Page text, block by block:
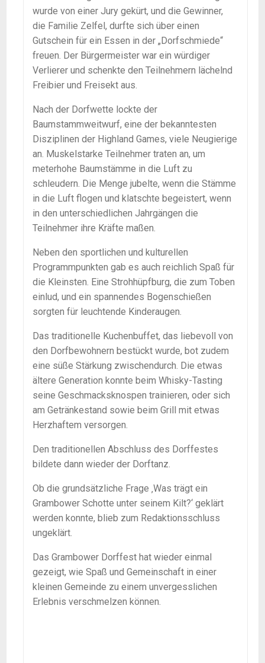
wurde von einer Jury gekürt, und die Gewinner,
die Familie Zelfel, durfte sich über einen
Gutschein für ein Essen in der „Dorfschmiede“
freuen. Der Bürgermeister war ein würdiger
Verlierer und schenkte den Teilnehmern lächelnd
Freibier und Freisekt aus.
Nach der Dorfwette lockte der
Baumstammweitwurf, eine der bekanntesten
Disziplinen der Highland Games, viele Neugierige
an. Muskelstarke Teilnehmer traten an, um
meterhohe Baumstämme in die Luft zu
schleudern. Die Menge jubelte, wenn die Stämme
in die Luft flogen und klatschte begeistert, wenn
in den unterschiedlichen Jahrgängen die
Teilnehmer ihre Kräfte maßen.
Neben den sportlichen und kulturellen
Programmpunkten gab es auch reichlich Spaß für
die Kleinsten. Eine Strohhüpfburg, die zum Toben
einlud, und ein spannendes Bogenschießen
sorgten für leuchtende Kinderaugen.
Das traditionelle Kuchenbuffet, das liebevoll von
den Dorfbewohnern bestückt wurde, bot zudem
eine süße Stärkung zwischendurch. Die etwas
ältere Generation konnte beim Whisky-Tasting
seine Geschmacksknospen trainieren, oder sich
am Getränkestand sowie beim Grill mit etwas
Herzhaftem versorgen.
Den traditionellen Abschluss des Dorffestes
bildete dann wieder der Dorftanz.
Ob die grundsätzliche Frage ‚Was trägt ein
Grambower Schotte unter seinem Kilt?‘ geklärt
werden konnte, blieb zum Redaktionsschluss
ungeklärt.
Das Grambower Dorffest hat wieder einmal
gezeigt, wie Spaß und Gemeinschaft in einer
kleinen Gemeinde zu einem unvergesslichen
Erlebnis verschmelzen können.